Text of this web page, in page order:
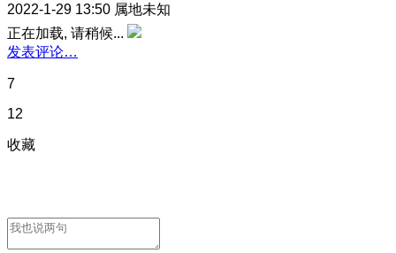
2022-1-29 13:50 属地未知
正在加载, 请稍候...
发表评论…
7
12
收藏